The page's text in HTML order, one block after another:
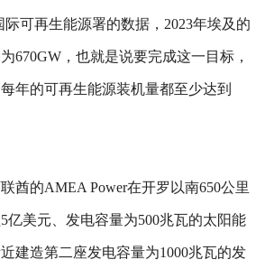
际可再生能源署的数据，2023年埃及的
670GW，也就是说要完成这一目标，
年的可再生能源装机量都至少达到
酋的AMEA Power在开罗以南650公里
亿美元、发电容量为500兆瓦的太阳能
建造第二座发电容量为1000兆瓦的发